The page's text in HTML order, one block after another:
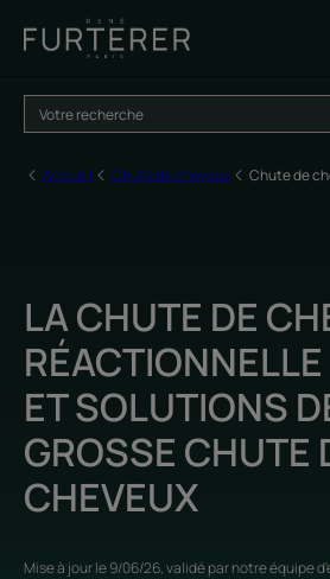
Accueil Chute de cheveux Chute de
LA CHUTE DE
ET SOLUTIONS
GROSSE CHUTE
CHEVEUX
Mise à jour le9/06/26, validé parnotre équipe